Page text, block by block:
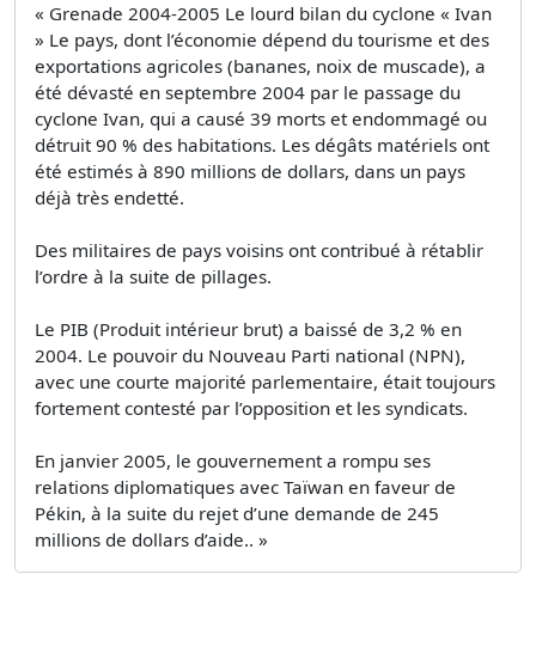
« Grenade 2004-2005 Le lourd bilan du cyclone « Ivan
» Le pays, dont l’économie dépend du tourisme et des
exportations agricoles (bananes, noix de muscade), a
été dévasté en septembre 2004 par le passage du
cyclone Ivan, qui a causé 39 morts et endommagé ou
détruit 90 % des habitations. Les dégâts matériels ont
été estimés à 890 millions de dollars, dans un pays
déjà très endetté.
Des militaires de pays voisins ont contribué à rétablir
l’ordre à la suite de pillages.
Le PIB (Produit intérieur brut) a baissé de 3,2 % en
2004. Le pouvoir du Nouveau Parti national (NPN),
avec une courte majorité parlementaire, était toujours
fortement contesté par l’opposition et les syndicats.
En janvier 2005, le gouvernement a rompu ses
relations diplomatiques avec Taïwan en faveur de
Pékin, à la suite du rejet d’une demande de 245
millions de dollars d’aide.. »